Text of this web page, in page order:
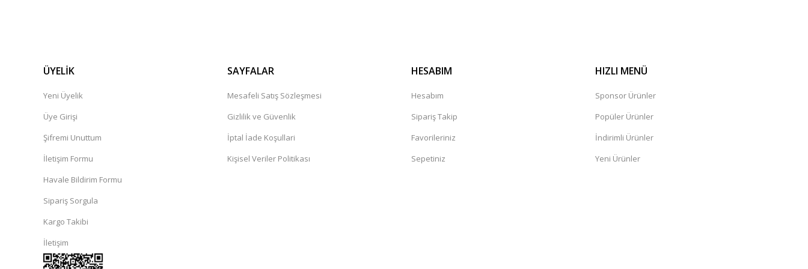
ÜYELİK
Yeni Üyelik
Üye Girişi
Şifremi Unuttum
İletişim Formu
Havale Bildirim Formu
Sipariş Sorgula
Kargo Takibi
İletişim
SAYFALAR
Mesafeli Satış Sözleşmesi
Gizlilik ve Güvenlik
İptal İade Koşullari
Kişisel Veriler Politikası
HESABIM
Hesabım
Sipariş Takip
Favorileriniz
Sepetiniz
HIZLI MENÜ
Sponsor Ürünler
Popüler Ürünler
İndirimli Ürünler
Yeni Ürünler